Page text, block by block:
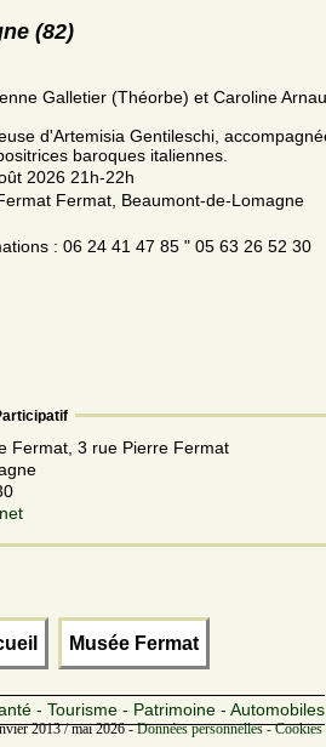
(82)
Galletier (Théorbe) et Caroline
d'Artemisia Gentileschi,
baroques italiennes.
2026 21h-22h
Fermat, Beaumont-de-Lomagne
: 06 24 41 47 85 " 05 63 26 52 30
Fermat, 3 rue Pierre Fermat
Musée Fermat
- Tourisme - Patrimoine - Automobiles
2013 / mai 2026 -Données personnelles -